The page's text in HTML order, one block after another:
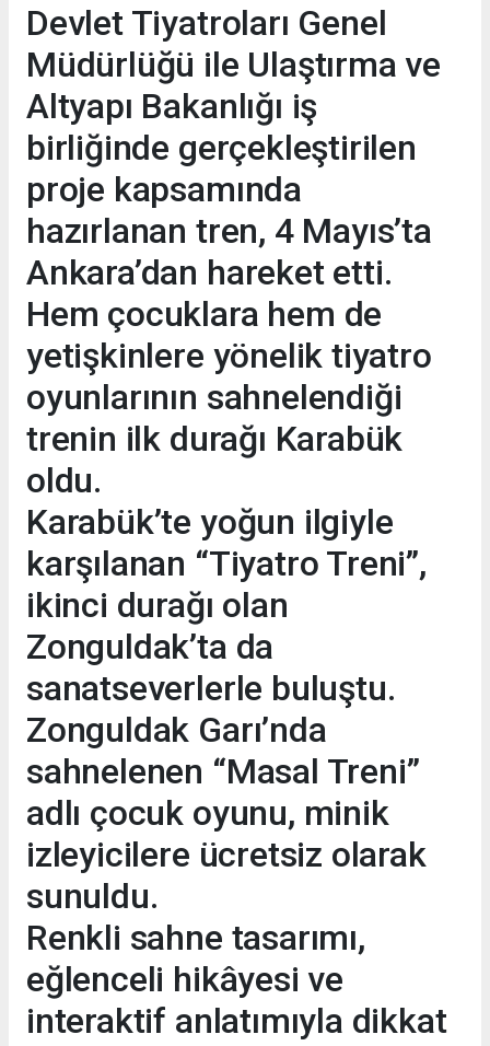
Devlet Tiyatroları Genel
Müdürlüğü ile Ulaştırma ve
Altyapı Bakanlığı iş
birliğinde gerçekleştirilen
proje kapsamında
hazırlanan tren, 4 Mayıs’ta
Ankara’dan hareket etti.
Hem çocuklara hem de
yetişkinlere yönelik tiyatro
oyunlarının sahnelendiği
trenin ilk durağı Karabük
oldu.
Karabük’te yoğun ilgiyle
karşılanan “Tiyatro Treni”,
ikinci durağı olan
Zonguldak’ta da
sanatseverlerle buluştu.
Zonguldak Garı’nda
sahnelenen “Masal Treni”
adlı çocuk oyunu, minik
izleyicilere ücretsiz olarak
sunuldu.
Renkli sahne tasarımı,
eğlenceli hikâyesi ve
interaktif anlatımıyla dikkat